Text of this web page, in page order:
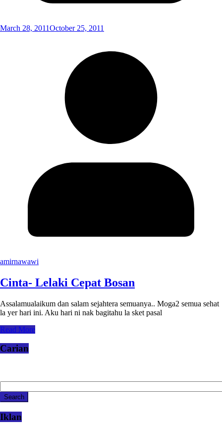
March 28, 2011October 25, 2011
amirnawawi
Cinta- Lelaki Cepat Bosan
Assalamualaikum dan salam sejahtera semuanya.. Moga2 semua sehat
la yer hari ini. Aku hari ni nak bagitahu la sket pasal
Read More
Carian
Iklan